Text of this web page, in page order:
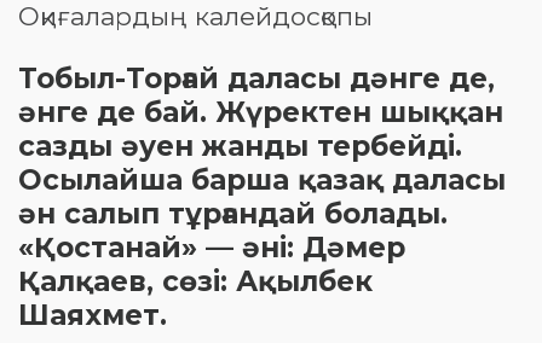
Оқиғалардың калейдосқопы
Тобыл-Торғай даласы дәнге де,
әнге де бай. Жүректен шыққан
сазды әуен жанды тербейді.
Осылайша барша қазақ даласы
ән салып тұрғандай болады.
«Қостанай» — әні: Дәмер
Қалқаев, сөзі: Ақылбек
Шаяхмет.